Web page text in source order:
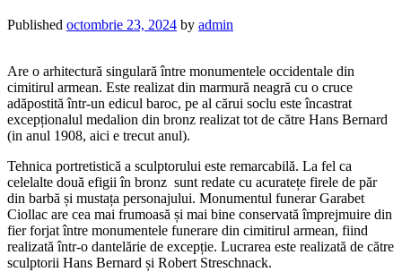
Published octombrie 23, 2024 by admin
Are o arhitectură singulară între monumentele occidentale din
cimitirul armean. Este realizat din marmură neagră cu o cruce
adăpostită într-un edicul baroc, pe al cărui soclu este încastrat
excepționalul medalion din bronz realizat tot de către Hans Bernard
(in anul 1908, aici e trecut anul).
Tehnica portretistică a sculptorului este remarcabilă. La fel ca
celelalte două efigii în bronz sunt redate cu acuratețe firele de păr
din barbă și mustața personajului. Monumentul funerar Garabet
Ciollac are cea mai frumoasă și mai bine conservată împrejmuire din
fier forjat între monumentele funerare din cimitirul armean, fiind
realizată într-o dantelărie de excepție. Lucrarea este realizată de către
sculptorii Hans Bernard și Robert Streschnack.